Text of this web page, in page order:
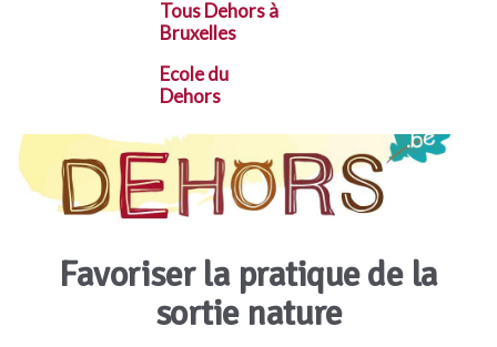
Tous Dehors à
Bruxelles
Ecole du
Dehors
Favoriser la pratique de la
sortie nature